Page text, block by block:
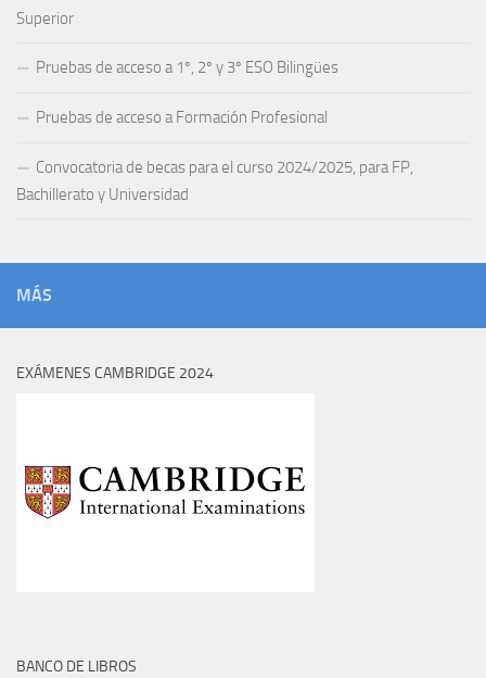
Superior
Pruebas de acceso a 1º, 2º y 3º ESO Bilingües
Pruebas de acceso a Formación Profesional
Convocatoria de becas para el curso 2024/2025, para FP,
Bachillerato y Universidad
MÁS
EXÁMENES CAMBRIDGE 2024
BANCO DE LIBROS